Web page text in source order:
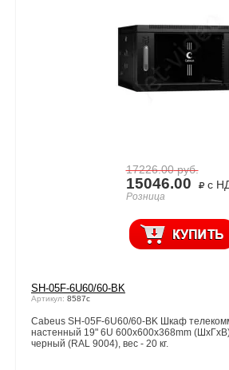
17226.00руб.
15046.00 с
Розница
SH-05F-6U60/60-BK
Артикул: 8587c
Cabeus SH-05F-6U60/60-BK Шкаф
настенный 19" 6U 600x600x368mm
черный (RAL 9004), вес - 20 кг.